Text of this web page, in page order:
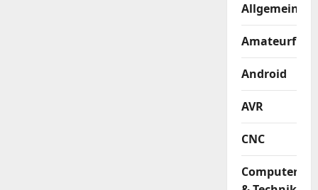
Allgemein
Amateurfunk
Android
AVR
CNC
Computer